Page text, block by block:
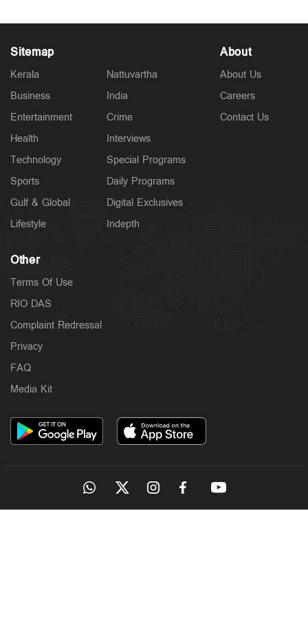
Sitemap
Kerala
Business
Entertainment
Health
Technology
Sports
Gulf & Global
Lifestyle
Nattuvartha
India
Crime
Interviews
Special Programs
Daily Programs
Digital Exclusives
Indepth
About
About Us
Careers
Contact Us
Other
Terms Of Use
RIO DAS
Complaint Redressal
Privacy
FAQ
Media Kit